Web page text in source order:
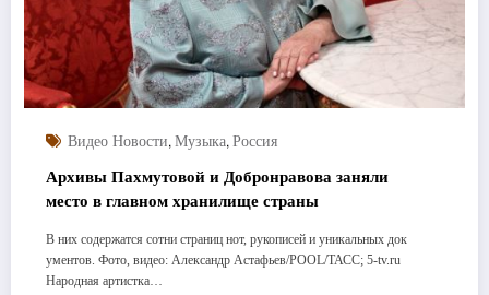
Видео Новости, Музыка, Россия
Архивы Пахмутовой и Добронравова заняли
место в главном хранилище страны
В них содержатся сотни страниц нот, рукописей и уникальных док
ументов. Фото, видео: Александр Астафьев/POOL/ТАСС; 5-tv.ru
Народная артистка…